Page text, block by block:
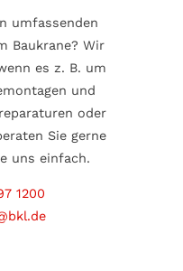
umfassenden
Baukrane? Wir
es z. B. um
und
oder
Sie gerne
uns einfach.
1200